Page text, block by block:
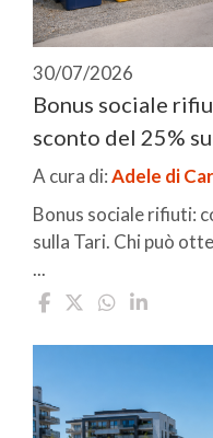
30/07/2026
Bonus sociale
sconto del 25%
A cura di:Adele di
Bonus sociale rifiuti:
sulla Tari. Chi può
...